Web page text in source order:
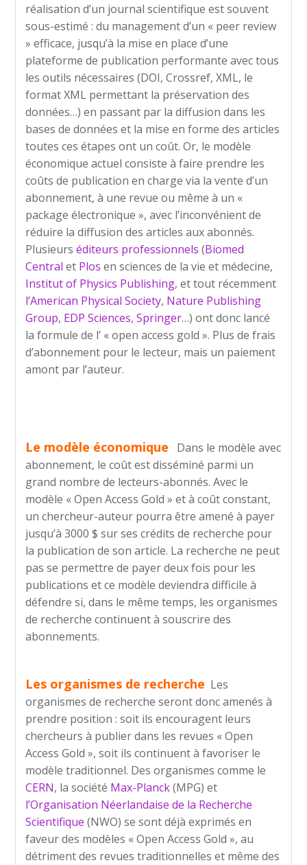
réalisation d’un journal scientifique est souvent
sous-estimé : du management d’un « peer review
» efficace, jusqu’à la mise en place d’une
plateforme de publication performante avec tous
les outils nécessaires (DOI, Crossref, XML, le
format XML permettant la préservation des
données…) en passant par la diffusion dans les
bases de données et la mise en forme des articles
toutes ces étapes ont un coût. Or, le modèle
économique actuel consiste à faire prendre les
coûts de publication en charge via la vente d’un
abonnement, à une revue ou même à un «
package électronique », avec l’inconvénient de
réduire la diffusion des articles aux abonnés.
Plusieurséditeurs professionnels (Biomed
Central et Plos en sciences de la vie et médecine,
Institut of Physics Publishing, et tout récemment
l’American Physical Society, Nature Publishing
Group, EDP Sciences,Springer…) ont donc lancé
la formule de l’ « open access gold ». Plus de frais
d’abonnement pour le lecteur, mais un paiement
amont par l’auteur.
Le modèle économique
Dans le modèle avec
abonnement, le coût est disséminé parmi un
grand nombre de lecteurs-abonnés. Avec le
modèle « Open Access Gold » et à coût constant,
un chercheur-auteur pourra être amené à payer
jusqu’à 3000 $ sur ses crédits de recherche pour
la publication de son article. La recherche ne peut
pas se permettre de payer deux fois pour les
publications et ce modèle deviendra difficile à
défendre si, dans le même temps, les organismes
de recherche continuent à souscrire des
abonnements.
Les organismes de recherche Les
organismes de recherche seront donc amenés à
prendre position : soit ils encouragent leurs
chercheurs à publier dans les revues « Open
Access Gold », soit ils continuent à favoriser le
modèle traditionnel. Des organismes comme le
CERN, la société Max-Planck(MPG) et
l’Organisation Néerlandaise de la Recherche
Scientifique (NWO) se sont déjà exprimés en
faveur des modèles « Open Access Gold », au
détriment des revues traditionnelles et même des